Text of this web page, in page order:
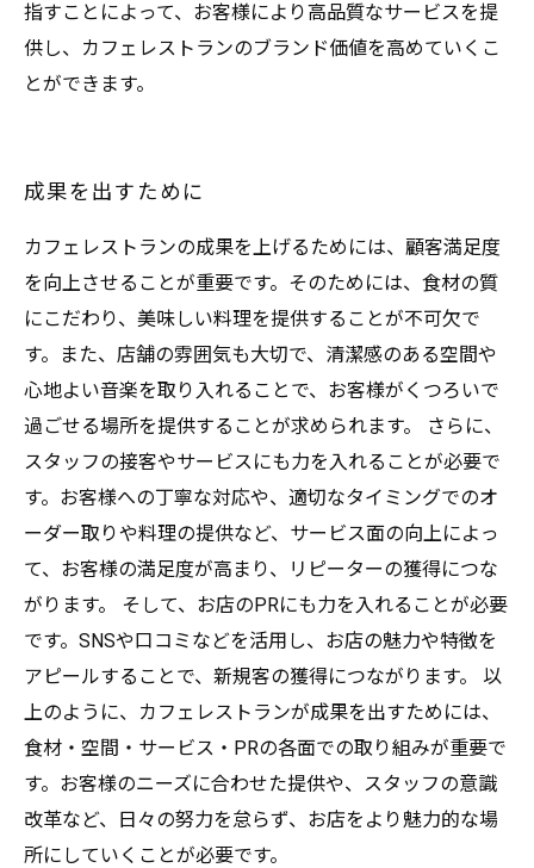
指すことによって、お客様により高品質なサービスを提
供し、カフェレストランのブランド価値を高めていくこ
とができます。
成果を出すために
カフェレストランの成果を上げるためには、顧客満足度
を向上させることが重要です。そのためには、食材の質
にこだわり、美味しい料理を提供することが不可欠で
す。また、店舗の雰囲気も大切で、清潔感のある空間や
心地よい音楽を取り入れることで、お客様がくつろいで
過ごせる場所を提供することが求められます。 さらに、
スタッフの接客やサービスにも力を入れることが必要で
す。お客様への丁寧な対応や、適切なタイミングでのオ
ーダー取りや料理の提供など、サービス面の向上によっ
て、お客様の満足度が高まり、リピーターの獲得につな
がります。 そして、お店のPRにも力を入れることが必要
です。SNSや口コミなどを活用し、お店の魅力や特徴を
アピールすることで、新規客の獲得につながります。 以
上のように、カフェレストランが成果を出すためには、
食材・空間・サービス・PRの各面での取り組みが重要で
す。お客様のニーズに合わせた提供や、スタッフの意識
改革など、日々の努力を怠らず、お店をより魅力的な場
所にしていくことが必要です。